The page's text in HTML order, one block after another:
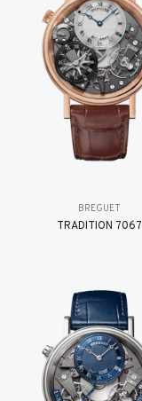
BREGUET
TRADITION 7067